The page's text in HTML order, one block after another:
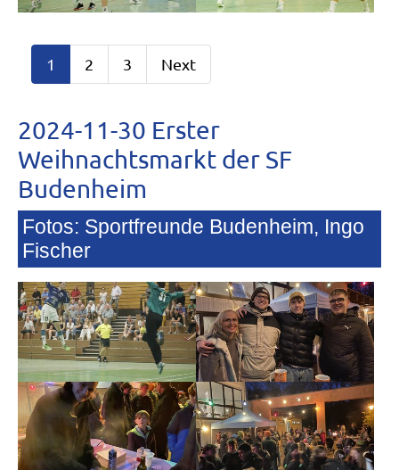
1 2 3 Next
2024-11-30 Erster
Weihnachtsmarkt der SF
Budenheim
Fotos: Sportfreunde Budenheim, Ingo
Fischer